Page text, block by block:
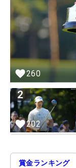
260
2
202
賞金ランキング